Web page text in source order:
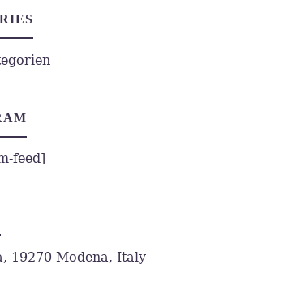
feed]
19270 Modena, Italy